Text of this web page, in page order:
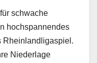
schwache
hochspannendes
Rheinlandligaspiel.
Niederlage